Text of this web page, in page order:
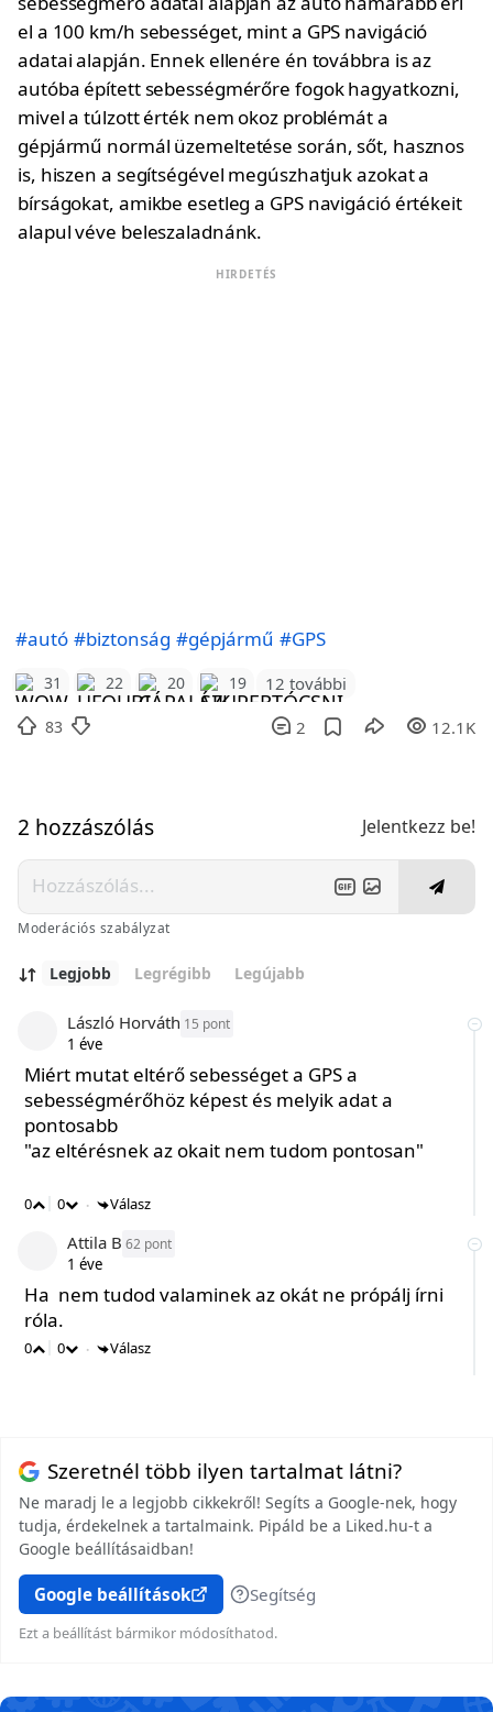
el a 100 km/h sebességet, mint a GPS navigáció
adatai alapján. Ennek ellenére én továbbra is az
autóba épített sebességmérőre fogok hagyatkozni,
mivel a túlzott érték nem okoz problémát a
gépjármű normál üzemeltetése során, sőt, hasznos
is, hiszen a segítségével megúszhatjuk azokat a
bírságokat, amikbe esetleg a GPS navigáció értékeit
alapul véve beleszaladnánk.
HIRDETÉS
#autó #biztonság #gépjármű #GPS
31 22 20 19 12 további
83 2 12.1K
2 hozzászólás Jelentkezz be!
Moderációs szabályzat
Legjobb Legrégibb Legújabb
László Horváth 15
1 éve
Miért mutat eltérő sebességet a GPS a
sebességmérőhöz képest és melyik adat a
pontosabb
"az eltérésnek az okait nem tudom pontosan"
0 0 • Válasz
Attila B 62
1 éve
Ha nem tudod valaminek az okát ne própálj írni
róla.
0 0 • Válasz
Szeretnél több ilyen tartalmat látni?
Ne maradj le a legjobb cikkekről! Segíts a Google-nek, hogy
tudja, érdekelnek a tartalmaink. Pipáld be a Liked.hu-t a
Google beállításaidban!
Google beállítások Segítség
Ezt a beállítást bármikor módosíthatod.